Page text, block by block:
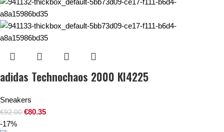
adidas Technochaos 2000 KI4225
Sneakers
€92.00 €80.35
-17%